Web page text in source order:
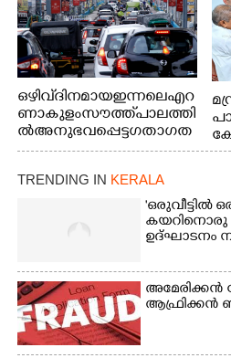
ഒഴിവ് ദിനമായ ഇന്നലെ എറ
ണാകുളം സൗത്ത് പാലത്തി
ൽ അനുഭവപ്പെട്ട ഗതാഗത
ക്കുരുക്ക്
TRENDING IN KERALA
'ഒരുവീട്ടിൽ
കയറിനൊരു
ഉദ്ഘാടനം
അമേരിക്കൻ
ആഫ്രിക്കൻ